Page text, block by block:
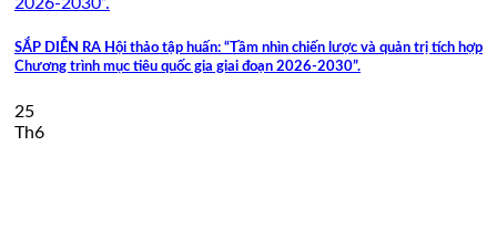
SẮP DIỄN RA Hội thảo tập huấn: “Tầm nhìn chiến lược và quản trị tích hợp
Chương trình mục tiêu quốc gia giai đoạn 2026-2030”.
25
Th6